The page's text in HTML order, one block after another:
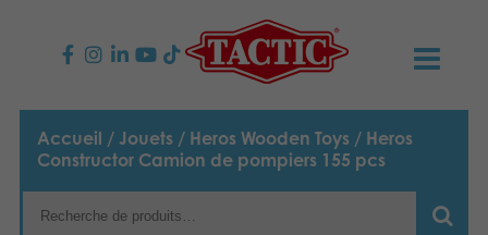
PRODUITS
Jeux enfants
Jeux famille
Accueil / Jouets / Heros Wooden Toys / Heros
Constructor Camion de pompiers 155 pcs